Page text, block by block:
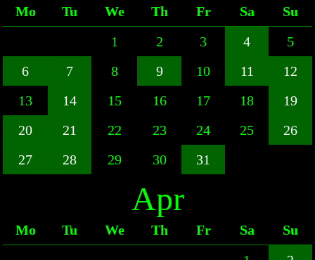
Mo Tu We Th Fr Sa
Su
1
2 3 4
5
6
7 8 9 10 11
12
13
14 15 16 17 18
19
20
21 22 23 24 25
26
27
28 29 30 31
Apr
Mo Tu We Th Fr Sa
Su